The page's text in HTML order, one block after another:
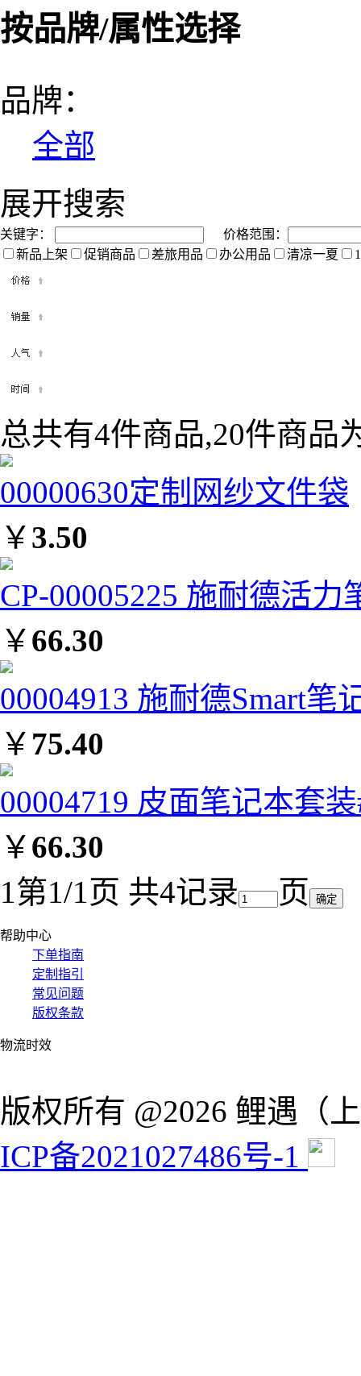
按品牌/属性选择
品牌：
全部
展开搜索
关键字：
价格范围：
新品上架
促销商品 差旅用品 办公用品 清凉一夏
总共有4件商品,20件商品
00000630定制网纱文件袋
￥3.50
CP-00005225 施耐德活力
￥66.30
00004913 施耐德Smart笔
￥ 75.40
00004719 皮面笔记本套
￥66.30
1第1/1页 共4记录 页
帮助中心
下单指南
定制指引
常见问题
版权条款
物流时效
版权所有 @2026 鲤遇（
ICP备2021027486号-1